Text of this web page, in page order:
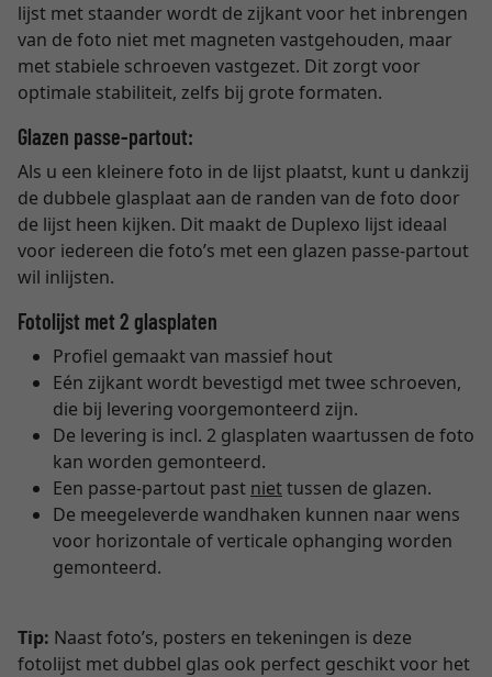
lijst met staander wordt de zijkant voor het inbrengen
van de foto niet met magneten vastgehouden, maar
met stabiele schroeven vastgezet. Dit zorgt voor
optimale stabiliteit, zelfs bij grote formaten.
Glazen passe-partout:
Als u een kleinere foto in de lijst plaatst, kunt u dankzij
de dubbele glasplaat aan de randen van de foto door
de lijst heen kijken. Dit maakt de Duplexo lijst ideaal
voor iedereen die foto’s met een glazen passe-partout
wil inlijsten.
Fotolijst met 2 glasplaten
Profiel gemaakt van massief hout
Eén zijkant wordt bevestigd met twee schroeven,
die bij levering voorgemonteerd zijn.
De levering is incl. 2 glasplaten waartussen de foto
kan worden gemonteerd.
Een passe-partout past niettussen de glazen.
De meegeleverde wandhaken kunnen naar wens
voor horizontale of verticale ophanging worden
gemonteerd.
Tip: Naast foto’s, posters en tekeningen is deze
fotolijst met dubbel glas ook perfect geschikt voor het